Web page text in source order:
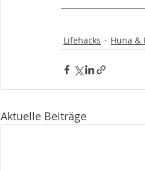
Lifehacks Huna &
Aktuelle Beiträge